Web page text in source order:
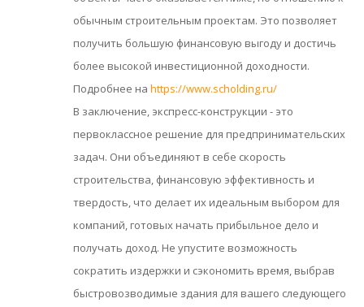
обычным строительным проектам. Это позволяет
получить большую финансовую выгоду и достичь
более высокой инвестиционной доходности.
Подробнее на https://www.scholding.ru/
В заключение, экспресс-конструкции - это
первоклассное решение для предпринимательских
задач. Они объединяют в себе скорость
строительства, финансовую эффективность и
твердость, что делает их идеальным выбором для
компаний, готовых начать прибыльное дело и
получать доход. Не упустите возможность
сократить издержки и сэкономить время, выбрав
быстровозводимые здания для вашего следующего